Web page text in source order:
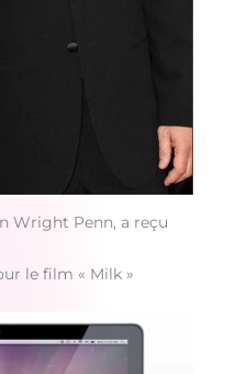
Wright Penn, a reçu
le film « Milk »